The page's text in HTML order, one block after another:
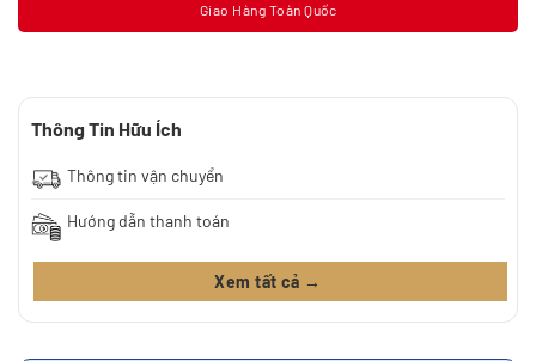
Giao Hàng Toàn Quốc
Thông Tin Hữu Ích
Thông tin vận chuyển
Hướng dẫn thanh toán
Xem tất cả →